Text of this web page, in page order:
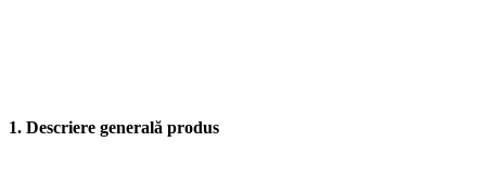
1. Descriere generală produs